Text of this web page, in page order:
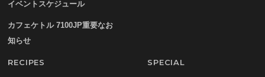
イベントスケジュール
カフェケトル 7100JP重要なお
知らせ
RECIPES SPECIAL